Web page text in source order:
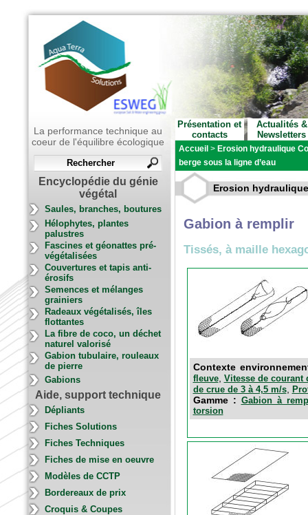
La performance technique au
coeur de l'équilibre écologique
Encyclopédie du génie
végétal
Saules, branches, boutures
Hélophytes, plantes
palustres
Fascines et géonattes pré-
végétalisées
Couvertures et tapis anti-
érosifs
Semences et mélanges
grainiers
Radeaux végétalisés, îles
flottantes
La fibre de coco, un déchet
naturel valorisé
Gabion tubulaire, rouleaux
de pierre
Gabions
Aide, support technique
Dépliants
Fiches Solutions
Fiches Techniques
Fiches de mise en oeuvre
Modèles de CCTP
Bordereaux de prix
Croquis & Coupes
Présentation et
contacts
Actualités &
Newsletters
Accueil > Erosion hydraulique
berge sous la ligne d’eau
Erosion
Gabion à remplir
Tissés, à maille
Contexte
fleuve, Vitesse de courant
de crue de 3 à 4,5 m/s,
Gamme : Gabion à
torsion